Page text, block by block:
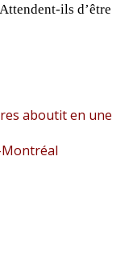
ils d’être
aboutit en une